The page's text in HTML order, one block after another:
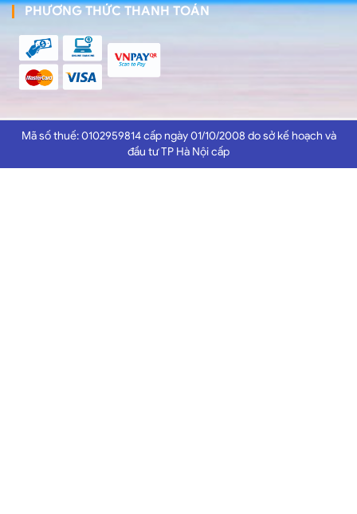
PHƯƠNG THỨC THANH TOÁN
Mã số thuế: 0102959814 cấp ngày 01/10/2008 do sở kế hoạch và
đầu tư TP Hà Nội cấp